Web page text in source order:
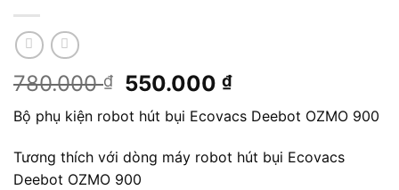
780.000₫
Giá
gốc
là:
780.000 ₫.
550.000₫Giá
hiện
tại
là:
550.000 ₫.
Bộ phụ kiện robot hút bụi Ecovacs Deebot OZMO 900
Tương thích với dòng máy robot hút bụi Ecovacs
Deebot OZMO 900